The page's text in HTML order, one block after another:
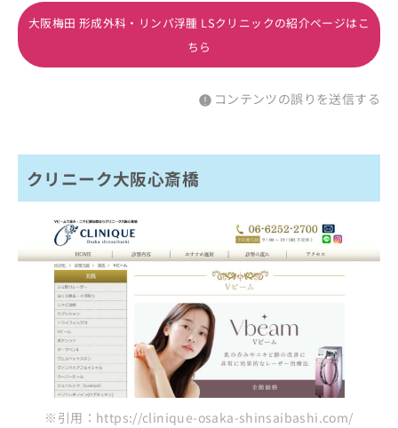
大阪梅田 形成外科・リンパ浮腫 LSクリニックの紹介ページはこ
ちら
コンテンツの誤りを送信する
クリニーク大阪心斎橋
※引用：https://clinique-osaka-shinsaibashi.com/